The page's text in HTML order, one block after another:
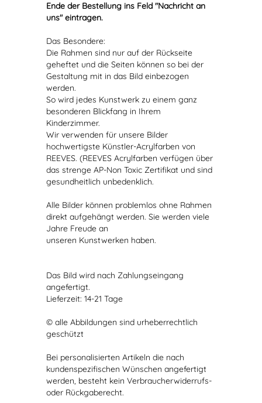
Ende der Bestellung ins Feld "Nachricht an
uns" eintragen.
Das Besondere:
Die Rahmen sind nur auf der Rückseite
geheftet und die Seiten können so bei der
Gestaltung mit in das Bild einbezogen
werden.
So wird jedes Kunstwerk zu einem ganz
besonderen Blickfang in Ihrem
Kinderzimmer.
Wir verwenden für unsere Bilder
hochwertigste Künstler-Acrylfarben von
REEVES. (REEVES Acrylfarben verfügen über
das strenge AP-Non Toxic Zertifikat und sind
gesundheitlich unbedenklich.
Alle Bilder können problemlos ohne Rahmen
direkt aufgehängt werden. Sie werden viele
Jahre Freude an
unseren Kunstwerken haben.
Das Bild wird nach Zahlungseingang
angefertigt.
Lieferzeit: 14-21 Tage
© alle Abbildungen sind urheberrechtlich
geschützt
Bei personalisierten Artikeln die nach
kundenspezifischen Wünschen angefertigt
werden, besteht kein Verbraucherwiderrufs-
oder Rückgaberecht.